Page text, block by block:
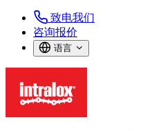
致电我们
咨询报价
语言